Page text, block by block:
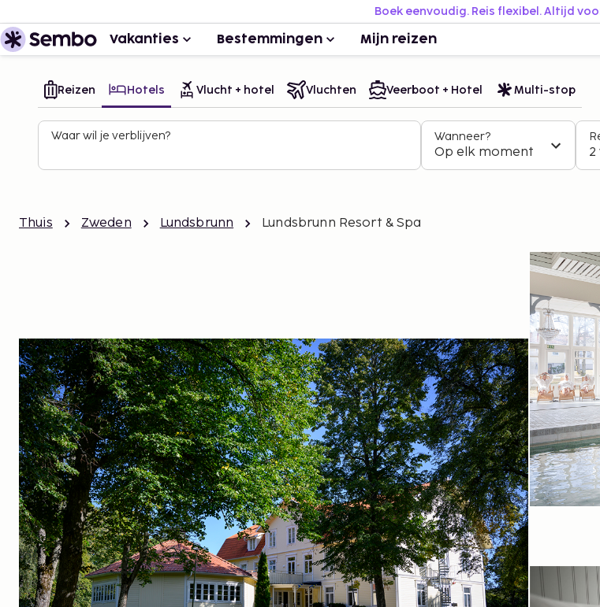
Boek eenvoudig. Reis flexibel. Altijd
Vakanties Bestemmingen Mijn reizen
Reizen Hotels Vlucht + hotel Vluchten Veerboot + Hotel Multi-stop
Waar wil je verblijven? Wanneer?
Op elk moment 2
Thuis Zweden Lundsbrunn Lundsbrunn Resort & Spa